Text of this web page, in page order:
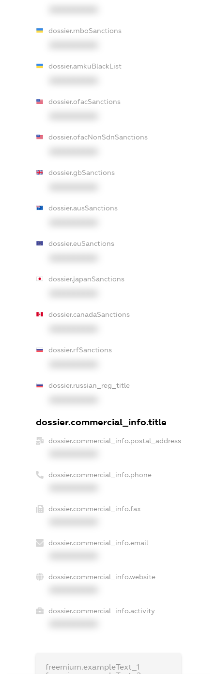
dossier.rnboSanctions
dossier.amkuBlackList
dossier.ofacSanctions
dossier.ofacNonSdnSanctions
dossier.gbSanctions
dossier.ausSanctions
dossier.euSanctions
dossier.japanSanctions
dossier.canadaSanctions
dossier.rfSanctions
dossier.russian_reg_title
dossier.commercial_info.title
dossier.commercial_info.postal_address
dossier.commercial_info.phone
dossier.commercial_info.fax
dossier.commercial_info.email
dossier.commercial_info.website
dossier.commercial_info.activity
freemium.exampleText_1